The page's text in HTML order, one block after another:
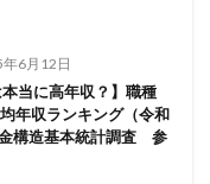
6月12日
本当に高年収？】職種
年収ランキング（令和
構造基本統計調査 参